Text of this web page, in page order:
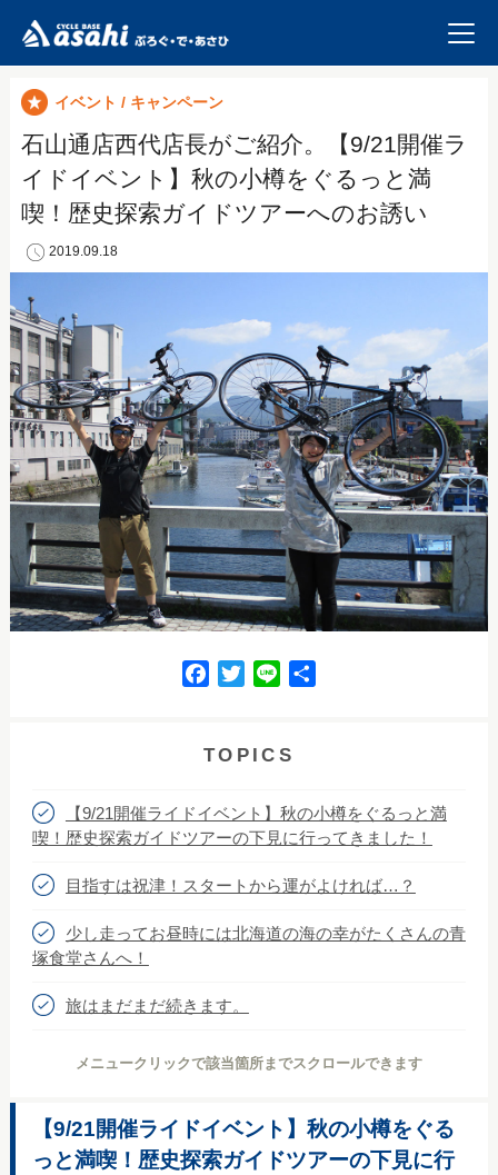
イベント / キャンペーン
石山通店西代店長がご紹介。【9/21開催ラ
イドイベント】秋の小樽をぐるっと満
喫！歴史探索ガイドツアーへのお誘い
2019.09.18
e
o
o
t
e
r
e
TOPICS
【9/21開催ライドイベント】秋の小樽をぐるっと満
喫！歴史探索ガイドツアーの下見に行ってきました！
目指すは祝津！スタートから運がよければ…？
少し走ってお昼時には北海道の海の幸がたくさんの青
塚食堂さんへ！
旅はまだまだ続きます。
メニュークリックで該当箇所までスクロールできます
【9/21開催ライドイベント】秋の小樽をぐる
っと満喫！歴史探索ガイドツアーの下見に行